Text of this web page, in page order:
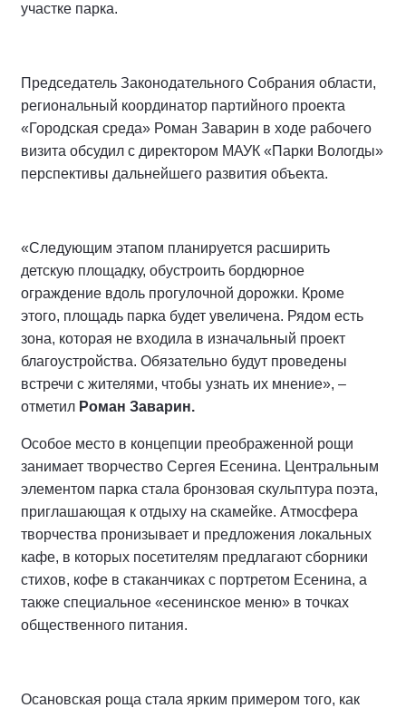
участке парка.
Председатель Законодательного Собрания области,
региональный координатор партийного проекта
«Городская среда» Роман Заварин в ходе рабочего
визита обсудил с директором МАУК «Парки Вологды»
перспективы дальнейшего развития объекта.
«Следующим этапом планируется расширить
детскую площадку, обустроить бордюрное
ограждение вдоль прогулочной дорожки. Кроме
этого, площадь парка будет увеличена. Рядом есть
зона, которая не входила в изначальный проект
благоустройства. Обязательно будут проведены
встречи с жителями, чтобы узнать их мнение», –
отметил Роман Заварин.
Особое место в концепции преображенной рощи
занимает творчество Сергея Есенина. Центральным
элементом парка стала бронзовая скульптура поэта,
приглашающая к отдыху на скамейке. Атмосфера
творчества пронизывает и предложения локальных
кафе, в которых посетителям предлагают сборники
стихов, кофе в стаканчиках с портретом Есенина, а
также специальное «есенинское меню» в точках
общественного питания.
Осановская роща стала ярким примером того, как